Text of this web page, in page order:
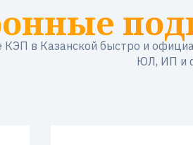
в Казанской быстро и
ЮЛ, ИП и